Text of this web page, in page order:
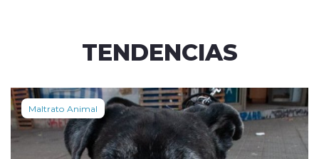
TENDENCIAS
Maltrato Animal